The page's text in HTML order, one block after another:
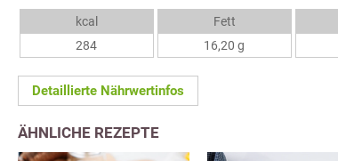
kcal
284
Fett
16,20 g
Detaillierte Nährwertinfos
ÄHNLICHE REZEPTE